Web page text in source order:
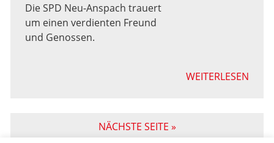
Die SPD Neu-Anspach trauert
um einen verdienten Freund
und Genossen.
WEITERLESEN
NÄCHSTE SEITE »